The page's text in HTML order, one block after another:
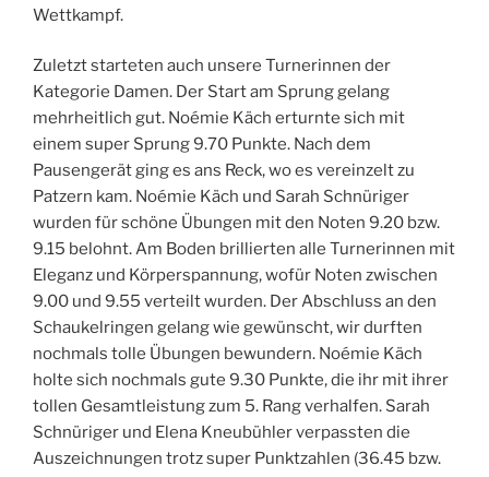
Wettkampf.
Zuletzt starteten auch unsere Turnerinnen der
Kategorie Damen. Der Start am Sprung gelang
mehrheitlich gut. Noémie Käch erturnte sich mit
einem super Sprung 9.70 Punkte. Nach dem
Pausengerät ging es ans Reck, wo es vereinzelt zu
Patzern kam. Noémie Käch und Sarah Schnüriger
wurden für schöne Übungen mit den Noten 9.20 bzw.
9.15 belohnt. Am Boden brillierten alle Turnerinnen mit
Eleganz und Körperspannung, wofür Noten zwischen
9.00 und 9.55 verteilt wurden. Der Abschluss an den
Schaukelringen gelang wie gewünscht, wir durften
nochmals tolle Übungen bewundern. Noémie Käch
holte sich nochmals gute 9.30 Punkte, die ihr mit ihrer
tollen Gesamtleistung zum 5. Rang verhalfen. Sarah
Schnüriger und Elena Kneubühler verpassten die
Auszeichnungen trotz super Punktzahlen (36.45 bzw.